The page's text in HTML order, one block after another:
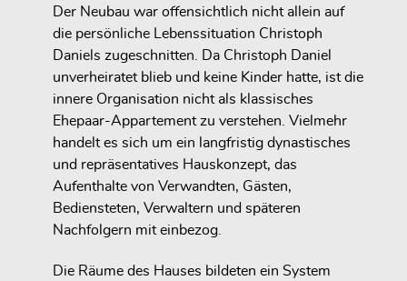
Der Neubau war offensichtlich nicht allein auf
die persönliche Lebenssituation Christoph
Daniels zugeschnitten. Da Christoph Daniel
unverheiratet blieb und keine Kinder hatte, ist die
innere Organisation nicht als klassisches
Ehepaar-Appartement zu verstehen. Vielmehr
handelt es sich um ein langfristig dynastisches
und repräsentatives Hauskonzept, das
Aufenthalte von Verwandten, Gästen,
Bediensteten, Verwaltern und späteren
Nachfolgern mit einbezog.
Die Räume des Hauses bildeten ein System